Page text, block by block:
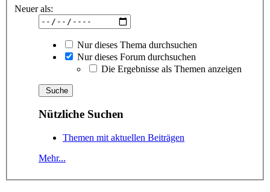
Neuer als:
Nur dieses Thema durchsuchen
Nur dieses Forum durchsuchen
Die Ergebnisse als Themen anzeigen
Nützliche Suchen
Themen mit aktuellen Beiträgen
Mehr...